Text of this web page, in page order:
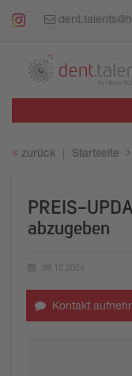
zurück Startseite
PREIS-
abzugeben
09.12.2024
Kontakt